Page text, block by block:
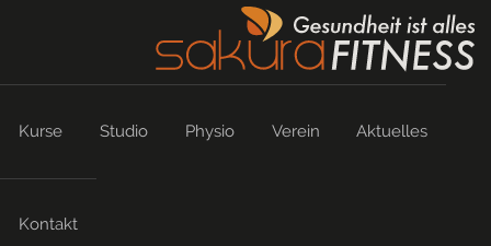
Kurse Studio Physio Verein Aktuelles
Kontakt